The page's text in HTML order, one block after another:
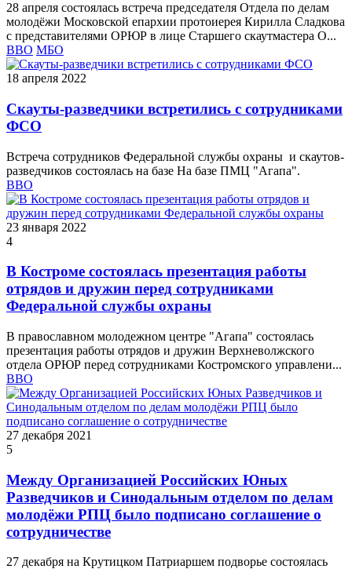
28 апреля состоялась встреча председателя Отдела по делам
молодёжи Московской епархии протоиерея Кирилла Сладкова
с представителями ОРЮР в лице Старшего скаутмастера О...
ВВО МБО
18 апреля 2022
Скауты-разведчики встретились с сотрудниками
ФСО
Встреча сотрудников Федеральной службы охраны и скаутов-
разведчиков состоялась на базе На базе ПМЦ "Агапа".
ВВО
23 января 2022
4
В Костроме состоялась презентация работы
отрядов и дружин перед сотрудниками
Федеральной службы охраны
В православном молодежном центре "Агапа" состоялась
презентация работы отрядов и дружин Верхневолжского
отдела ОРЮР перед сотрудниками Костромского управлени...
ВВО
27 декабря 2021
5
Между Организацией Российских Юных
Разведчиков и Синодальным отделом по делам
молодёжи РПЦ было подписано соглашение о
сотрудничестве
27 декабря на Крутицком Патриаршем подворье состоялась